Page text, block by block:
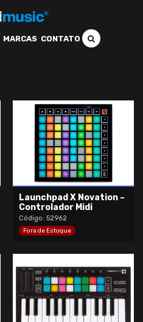
MARCAS CONTATO
Launchpad X Novation –
Controlador Midi
Código: 52962
Fora de Estoque